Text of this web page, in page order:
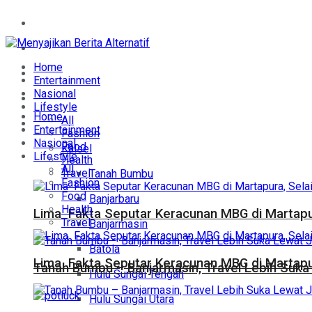
Entertainment
Nasional
Lifestyle
Daerah
Kalsel
Tanah Bumbu
Banjarbaru
Banjarmasin
Batola
Hulu Sungai Tengah
Hulu Sungai Utara
Home
Entertainment
Nasional
Lifestyle
All
Fashion
Food
Health
Travel
Lima Fakta Seputar Keracunan MBG di
Tanah Bumbu – Banjarmasin, Travel Lebih
Home
Entertainment
Nasional
Lifestyle
All
Fashion
Food
Health
Travel
Lima Fakta Seputar Keracunan MBG di